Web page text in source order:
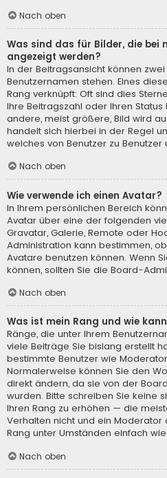
Nach oben
Was sind das für Bilder, die bei
angezeigt werden?
In der Beitragsansicht können
Benutzernamen stehen. Eines
Rang verknüpft: Oft sind dies
Ihre Beitragszahl oder Ihren
andere, meist größere, Bild wird
handelt sich hierbei in der Regel
welches von Benutzer zu Benutzer
Nach oben
Wie verwende ich einen Avatar?
In Ihrem persönlichen Bereich
Avatar über eine der folgenden
Gravatar, Galerie, Remote oder
Administration kann bestimmen,
Avatare benutzen können. Wenn
können, sollten Sie die Board-
Nach oben
Was ist mein Rang und wie
Ränge, die unter Ihrem
viele Beiträge Sie bislang erstellt
bestimmte Benutzer wie
Normalerweise können Sie den
direkt ändern, da sie von der
wurden. Bitte schreiben Sie keine
Ihren Rang zu erhöhen — die
Verhalten nicht und ein
Rang unter Umständen einfach
Nach oben